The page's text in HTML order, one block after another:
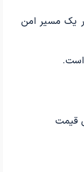
یک مسیر امن
است.
قیمت